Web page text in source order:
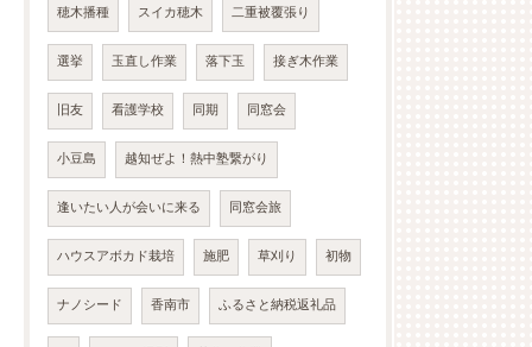
穂木播種 スイカ穂木 二重被覆張り
選挙 玉直し作業 落下玉 接ぎ木作業
旧友 看護学校 同期 同窓会
小豆島 越知ぜよ！熱中塾繋がり
逢いたい人が会いに来る 同窓会旅
ハウスアボカド栽培 施肥 草刈り 初物
ナノシード 香南市 ふるさと納税返礼品